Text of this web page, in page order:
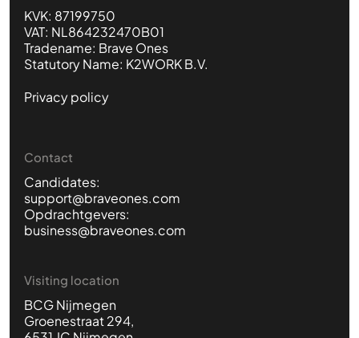
KVK: 87199750
VAT: NL864232470B01
Tradename: Brave Ones
Statutory Name: K2WORK B.V.
Privacy policy
Contact
Candidates:
support@braveones.com
Opdrachtgevers:
business@braveones.com
Visiting location
BCG Nijmegen
Groenestraat 294,